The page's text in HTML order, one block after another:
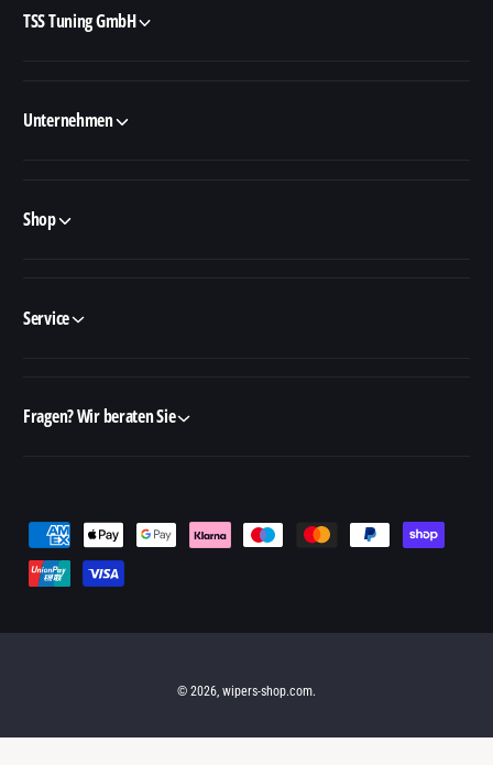
TSS Tuning GmbH
Unternehmen
Shop
Service
Fragen? Wir beraten Sie
a
s
© 2026, wipers-shop.com.